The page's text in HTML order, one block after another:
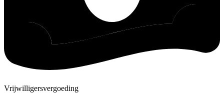
Vrijwilligersvergoeding